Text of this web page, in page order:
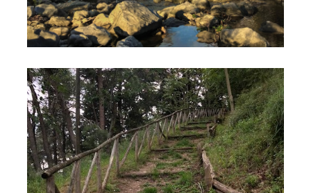
Pineta Comunale